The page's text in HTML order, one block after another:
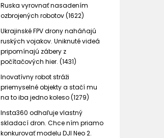
Ruska vyrovnať nasadením
ozbrojených robotov (1622)
Ukrajinské FPV drony naháňajú
ruských vojakov. Uniknuté videá
pripomínajú zábery z
počítačových hier. (1431)
Inovatívny robot stráži
priemyselné objekty a stačí mu
na to iba jedno koleso (1279)
Insta360 odhaľuje vlastný
skladací dron. Chce ním priamo
konkurovať modelu DJI Neo 2.